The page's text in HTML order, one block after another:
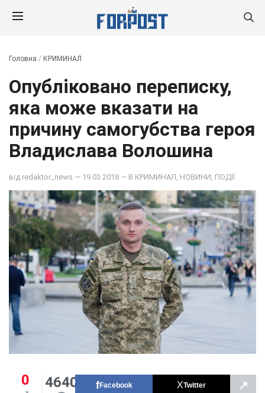
Головна / КРИМИНАЛ
Опубліковано переписку,
яка може вказати на
причину самогубства героя
Владислава Волошина
від redaktor_news — 19.03.2018 — В КРИМИНАЛ НОВИНИ ПОДІЇ
0 4640 Facebook Twitter ↗